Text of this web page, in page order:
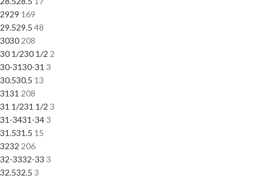
2929 169
29.529.5 48
3030 208
30 1/230 1/2 2
30-3130-31 3
30.530.5 13
3131 208
31 1/231 1/2 3
31-3431-343
31.531.5 15
3232 206
32-3332-33 3
32.532.5 3